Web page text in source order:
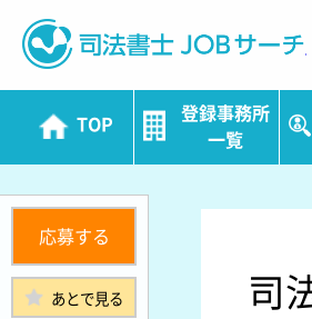
TOP
登録事務所
一覧
司
応募する
あとで見る